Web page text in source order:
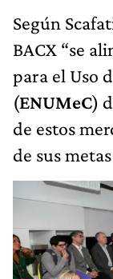
Según
BACX “se
para el Uso
(ENUMeC)
de estos
de sus